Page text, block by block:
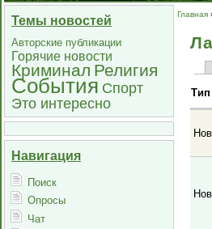
Темы новостей
Авторские публикации
Горячие новости
Криминал Религия
События Спорт
Это интересно
Навигация
Поиск
Опросы
Чат
Главная
Тип